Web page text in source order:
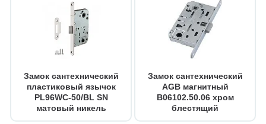
Замок сантехнический
пластиковый язычок
PL96WC-50/BL SN
матовый никель
Замок сантехнический
AGB магнитный
B06102.50.06 хром
блестящий